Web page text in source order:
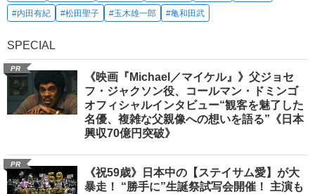
#内田有紀
#松田聖子 #玉木雄一郎 #亀和田武
SPECIAL
PR
《映画『Michael／マイケル』》父ジョセ
フ・ジャクソン役、コールマン・ドミンゴ
オフィシャルインタビュー“観客を魅了した
名優、複雑な父親像への想いを語る”《日本
興収70億円突破》
PR
《祝59歳》日本中の【ステイサム愛】が大
暴走！ “勝手に”生誕祭試写会開催！ 主演も